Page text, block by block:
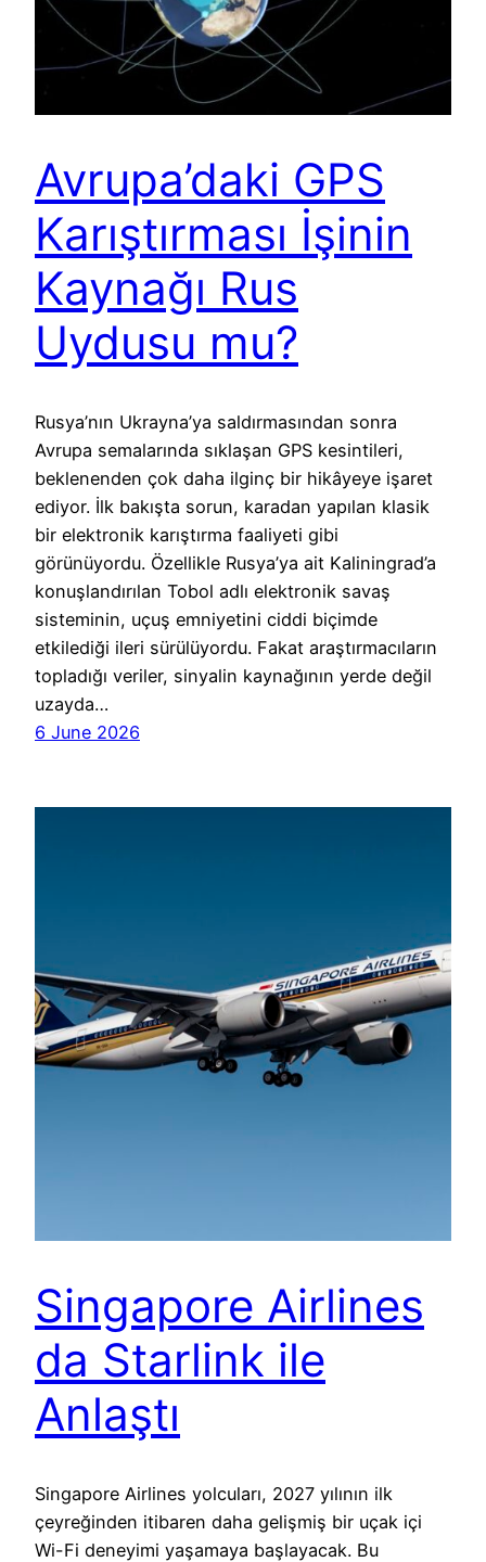
Avrupa’daki GPS
Karıştırması İşinin
Kaynağı Rus
Uydusu mu?
Rusya’nın Ukrayna’ya saldırmasından sonra
Avrupa semalarında sıklaşan GPS kesintileri,
beklenenden çok daha ilginç bir hikâyeye işaret
ediyor. İlk bakışta sorun, karadan yapılan klasik
bir elektronik karıştırma faaliyeti gibi
görünüyordu. Özellikle Rusya’ya ait Kaliningrad’a
konuşlandırılan Tobol adlı elektronik savaş
sisteminin, uçuş emniyetini ciddi biçimde
etkilediği ileri sürülüyordu. Fakat araştırmacıların
topladığı veriler, sinyalin kaynağının yerde değil
uzayda…
6 June 2026
Singapore Airlines
da Starlink ile
Anlaştı
Singapore Airlines yolcuları, 2027 yılının ilk
çeyreğinden itibaren daha gelişmiş bir uçak içi
Wi-Fi deneyimi yaşamaya başlayacak. Bu